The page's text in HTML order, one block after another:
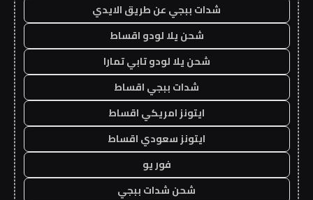
شدات ببجي عن طريق الايدي
شحن يلا لودو اقساط
شحن يلا لودو تابي تمارا
شدات ببجي اقساط
ايتونز امريكي اقساط
ايتونز سعودي اقساط
فور يو
شحن شدات ببجي